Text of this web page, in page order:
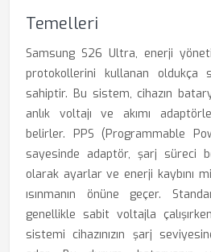
Temelleri
Samsung S26 Ultra, enerji
protokollerini kullanan oldukça
sahiptir. Bu sistem, cihazın
anlık voltajı ve akımı
belirler. PPS (Programmable
sayesinde adaptör, şarj süreci
olarak ayarlar ve enerji kaybını
ısınmanın önüne geçer.
genellikle sabit voltajla
sistemi cihazınızın şarj